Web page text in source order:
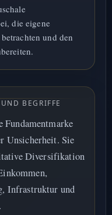
die eigene
und den
BEGRIFFE
Fundamentmarke
Unsicherheit. Sie
Diversifikation
Infrastruktur und